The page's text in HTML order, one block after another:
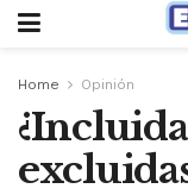
Home Opinión